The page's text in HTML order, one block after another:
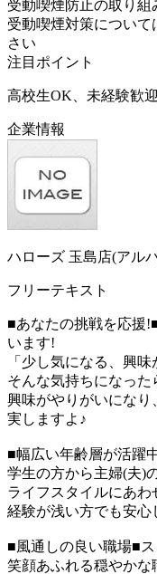
受動喫煙防止の取り組
受動喫煙対策につい
さい
注目ポイント
高校生OK、未経験歓迎
企業情報
ハローズ 玉島店(アル
フリーテキスト
■あなたの挑戦を応援
います!
「少し気になる、興味
そんな気持ちになっ
興味がやりがいにな
実しますよ♪
■幅広い年齢層が活躍
学生の方から主婦(夫)
ライフスタイルにあわ
経験が浅い方でも安心
■風通しの良い職場■
笑顔あふれる穏やか